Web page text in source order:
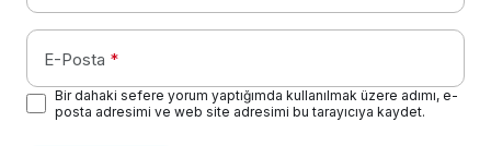
E-Posta *
Bir dahaki sefere yorum yaptığımda kullanılmak üzere adımı, e-
posta adresimi ve web site adresimi bu tarayıcıya kaydet.